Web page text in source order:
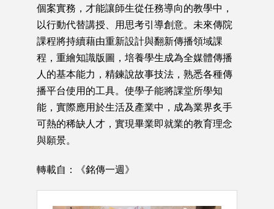
個案實務，才能讓師生從任務導向的教學中，
以行動代替講授、用思考引導創意。未來傳院
課程將持續藉由重新設計與翻新傳播領域課
程，重繪知識版圖，培養學生成為全媒體傳播
人的基本能力，精鍊說故事技法，熟悉各種傳
播平台使用的工具。使學子能將課堂所學知
能，實際應用於生活及產業中，成為業界炙手
可熱的稀缺人才，實現畢業即就業的教育理念
與願景。
轉載自：《銘傳一週》